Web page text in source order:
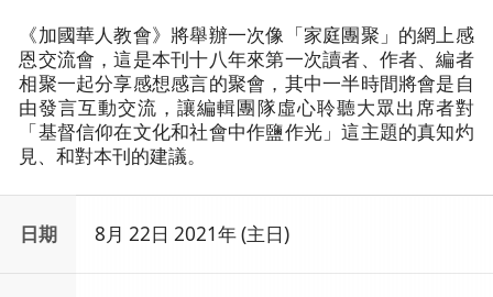
《加國華人教會》將舉辦一次像「家庭團聚」的網上感
恩交流會，這是本刊十八年來第一次讀者、作者、編者
相聚一起分享感想感言的聚會，其中一半時間將會是自
由發言互動交流，讓編輯團隊虛心聆聽大眾出席者對
「基督信仰在文化和社會中作鹽作光」這主題的真知灼
見、和對本刊的建議。
日期 8月 22日 2021年 (主日)